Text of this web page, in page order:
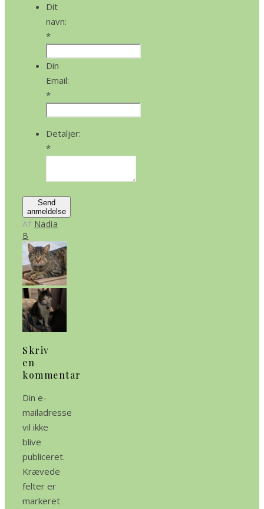
Dit
navn:
*
Din
Email:
*
Detaljer:
*
Send
anmeldelse
Af Nadia
B
Skriv
en
kommentar
Din e-
mailadresse
vil ikke
blive
publiceret.
Krævede
felter er
markeret